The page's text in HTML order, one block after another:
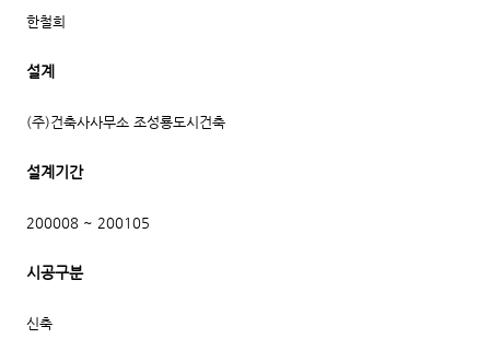
한철희
설계
(주)건축사사무소 조성룡도시건축
설계기간
200008 ~ 200105
시공구분
신축